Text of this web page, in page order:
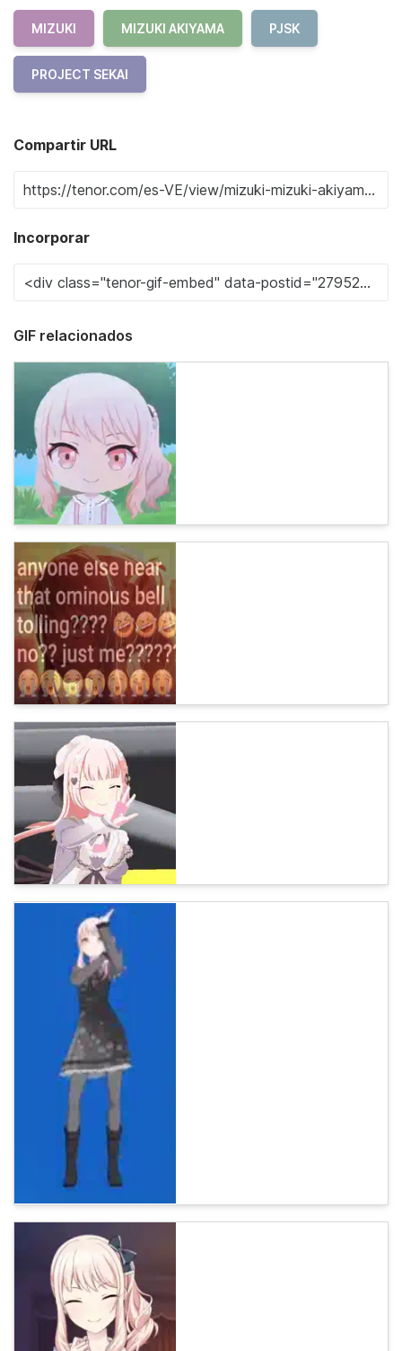
MIZUKI MIZUKI AKIYAMA PJSK
PROJECT SEKAI
Compartir URL
Incorporar
GIF relacionados